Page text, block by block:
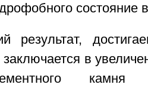
состояние
результат,
в